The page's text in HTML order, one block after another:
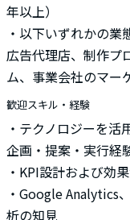
年以上）
・以下いずれかの業
広告代理店、制作プ
ム、事業会社のマー
歓迎スキル・経験
・テクノロジーを
企画・提案・実行経
・KPI設計および効
・Google Analytics
析の知見